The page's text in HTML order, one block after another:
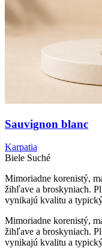
Sauvignon blanc
Karpatia
Biele Suché
Mimoriadne korenistý,
žihľave a broskyniach.
vynikajú kvalitu a
Mimoriadne korenistý,
žihľave a broskyniach.
vynikajú kvalitu a